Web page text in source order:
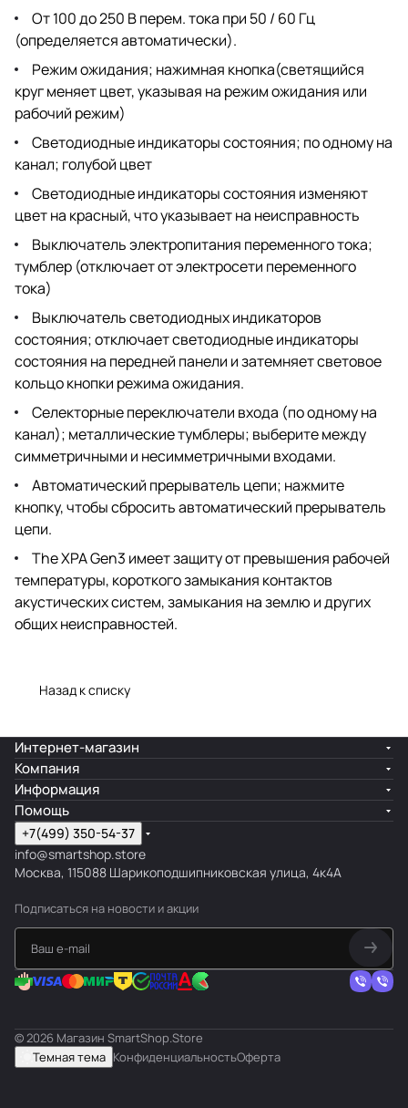
От 100 до 250 В перем. тока при 50 / 60 Гц
(определяется автоматически).
Режим ожидания; нажимная кнопка(светящийся
круг меняет цвет, указывая на режим ожидания или
рабочий режим)
Светодиодные индикаторы состояния; по одному на
канал; голубой цвет
Светодиодные индикаторы состояния изменяют
цвет на красный, что указывает на неисправность
Выключатель электропитания переменного тока;
тумблер (отключает от электросети переменного
тока)
Выключатель светодиодных индикаторов
состояния; отключает светодиодные индикаторы
состояния на передней панели и затемняет световое
кольцо кнопки режима ожидания.
Селекторные переключатели входа (по одному на
канал); металлические тумблеры; выберите между
симметричными и несимметричными входами.
Автоматический прерыватель цепи; нажмите
кнопку, чтобы сбросить автоматический прерыватель
цепи.
The XPA Gen3 имеет защиту от превышения рабочей
температуры, короткого замыкания контактов
акустических систем, замыкания на землю и других
общих неисправностей.
Назад к списку
Интернет-магазин
Компания
Информация
Помощь
+7(499) 350-54-37
info@smartshop.store
Москва, 115088 Шарикоподшипниковская улица, 4к4А
Подписаться на новости и акции
© 2026 Магазин SmartShop.Store
Темная тема КонфиденциальностьОферта